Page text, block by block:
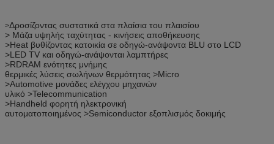
>Δροσίζοντας συστατικά στα πλαίσια του πλαισίου
> Μάζα υψηλής ταχύτητας - κινήσεις αποθήκευσης
>Heat βυθίζοντας κατοικία σε οδηγώ-ανάψοντα BLU στο LCD
>LED TV και οδηγώ-ανάψονται λαμπτήρες
>RDRAM ενότητες μνήμης
θερμικές λύσεις σωλήνων θερμότητας >Micro
>Automotive μονάδες ελέγχου μηχανών
υλικό >Telecommunication
>Handheld φορητή ηλεκτρονική
αυτοματοποιημένος >Semiconductor εξοπλισμός δοκιμής